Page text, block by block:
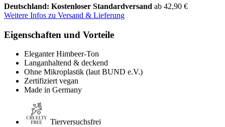
Deutschland: Kostenloser Standardversand ab 42,90 €
Weitere Infos zu Versand & Lieferung
Eigenschaften und Vorteile
Eleganter Himbeer-Ton
Langanhaltend & deckend
Ohne Mikroplastik (laut BUND e.V.)
Zertifiziert vegan
Made in Germany
Tierversuchsfrei